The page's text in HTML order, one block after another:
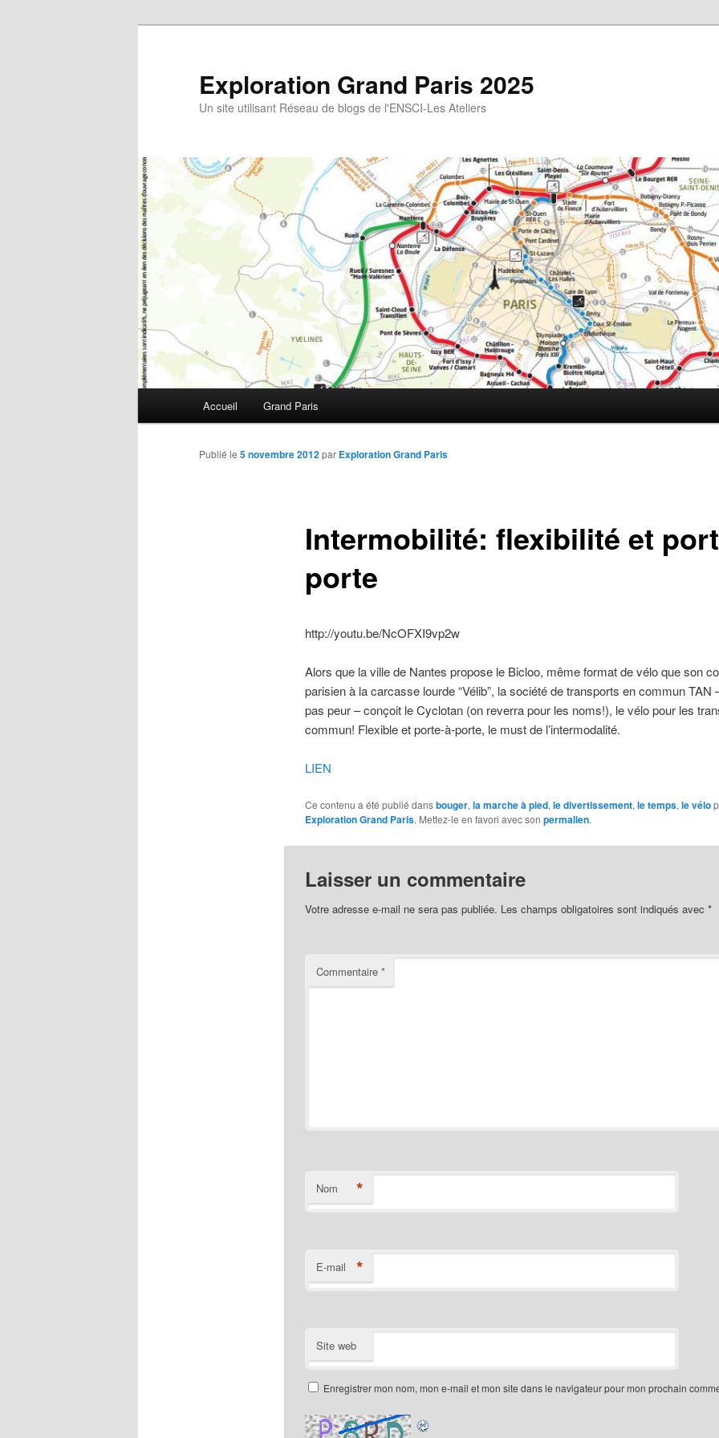
Exploration Grand Paris 2025
Un site utilisant Réseau de blogs de l'ENSCI-Les Ateliers
Aller
au
Accueil Grand Paris
Intermobilité: flexibilité et
porte
Publié le 5 novembre 2012par Exploration Grand Paris
http://youtu.be/NcOFXI9vp2w
Alors que la ville de Nantes propose le Bicloo, même format de vélo que son
parisien à la carcasse lourde “Vélib”, la société de transports en commun TAN
pas peur – conçoit le Cyclotan (on reverra pour les noms!), le vélo pour les
commun! Flexible et porte-à-porte, le must de l’intermodalité.
LIEN
Ce contenu a été publié dansbouger, la marche à pied, le divertissement, le temps, le vélo
Exploration Grand Paris. Mettez-le en favori avec son permalien.
Laisser un commentaire
Votre adresse e-mail ne sera pas publiée. Les champs obligatoires sont indiqués avec *
Commentaire *
Nom *
E-mail *
Site web
Enregistrer mon nom, mon e-mail et mon site dans le navigateur pour mon prochain